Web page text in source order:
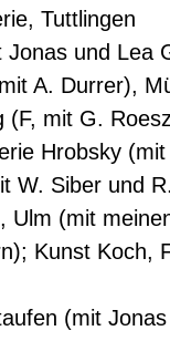
Tuttlingen
und Lea
A. Durrer),
mit G.
Hrobsky
W. Siber und
Ulm (mit
Kunst Koch,
(mit